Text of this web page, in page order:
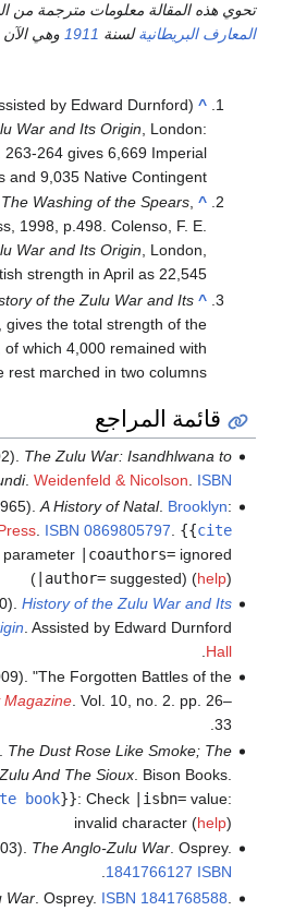
تحوي هذه المقالة معلومات مترجمة من
المعارف البريطانيةلسنة 1911 وهي
^
by Edward Durnford)
War and Its Origin , London:
264 gives 6,669 Imperial
and 9,035 Native Contingent
^
The Washing of the Spears,
1998, p.498. Colenso, F. E.
War and Its Origin, London,
strength in April as 22,545.
^
of the Zulu War and Its
gives the total strength of the
which 4,000 remained with
rest marched in two columns.
قائمة المراجع
The Zulu War: Isandhlwana to
. Weidenfeld & Nicolson ISBN
A History of Natal. Brooklyn:
. ISBN 0869805797 {{cite
parameter |coauthors=ignored
(|author=suggested) (help)
History of the Zulu War and Its
. Assisted by Edward Durnford.
Hall
"The Forgotten Battles of the
Magazine. Vol. 10, no. 2. pp. 26–
33.
The Dust Rose Like Smoke; The
And The Sioux. Bison Books.
book}}: Check |isbn=value:
invalid character (help)
The Anglo-Zulu War. Osprey.
ISBN
1841766127
War. Osprey. ISBN 1841768588